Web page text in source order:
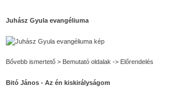
Juhász Gyula evangéliuma
Bővebb ismertető > Bemutató oldalak -> Előrendelés
Bitó János - Az én kiskirályságom